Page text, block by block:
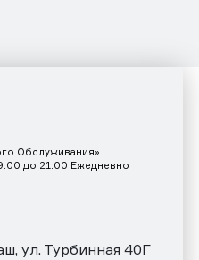
Обслуживания»
до 21:00 Ежедневно
ул. Турбинная 40Г